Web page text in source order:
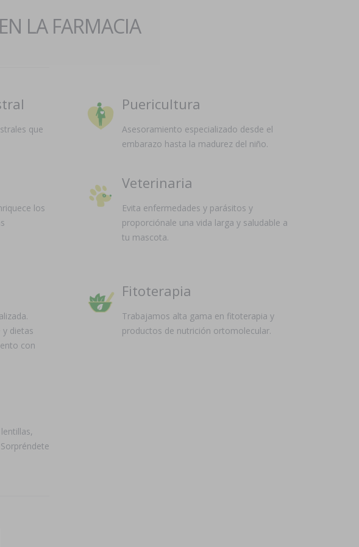
LA FARMACIA
que
Puericultura
Asesoramiento especializado desde el
embarazo hasta la madurez del niño.
los
Veterinaria
Evita enfermedades y parásitos y
proporciónale una vida larga y saludable a
tu mascota.
y dietas
con
Fitoterapia
Trabajamos alta gama en fitoterapia y
productos de nutrición ortomolecular.